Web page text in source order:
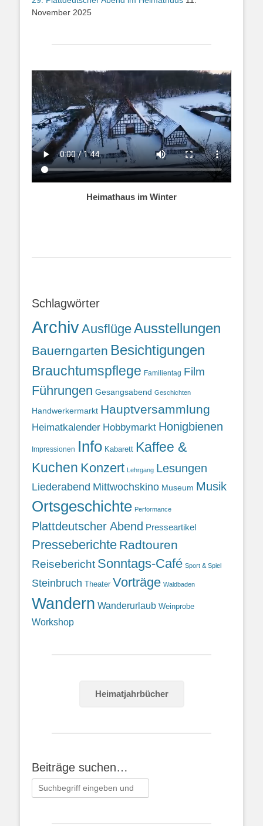
November 2025
Heimathaus im Winter
Schlagwörter
ArchivAusflügeAusstellungen
Bauerngarten Besichtigungen
Brauchtumspflege Familientag Film
Führungen Gesangsabend Geschichten
Handwerkermarkt Hauptversammlung
Heimatkalender Hobbymarkt Honigbienen
Impressionen Info Kabarett Kaffee &
Kuchen Konzert Lehrgang Lesungen
Liederabend Mittwochskino Museum Musik
Ortsgeschichte Performance
Plattdeutscher Abend Presseartikel
Presseberichte Radtouren
Reisebericht Sonntags-Café Sport & Spiel
Steinbruch Theater Vorträge Waldbaden
Wandern Wanderurlaub Weinprobe
Workshop
Heimatjahrbücher
Beiträge suchen…
Suchen
nach: